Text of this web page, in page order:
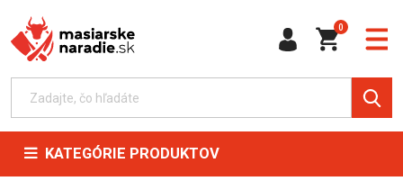
0
KATEGÓRIE PRODUKTOV